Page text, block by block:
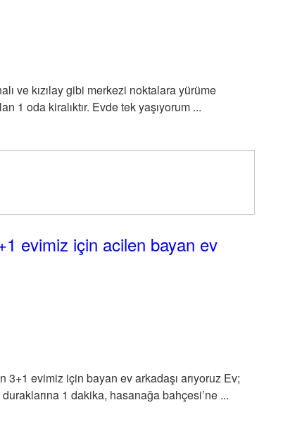
ve kızılay gibi merkezi noktalara yürüme
1 oda kiralıktır. Evde tek yaşıyorum ...
evimiz için acilen bayan ev
evimiz için bayan ev arkadaşı arıyoruz Ev;
1 dakika, hasanağa bahçesi’ne ...